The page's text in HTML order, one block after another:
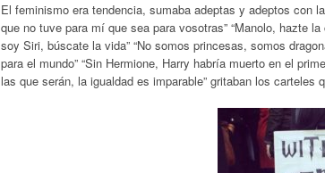
El feminismo era tendencia, sumaba adeptas y adeptos con
que no tuve para mí que sea para vosotras” “Manolo, hazte
soy Siri, búscate la vida” “No somos princesas, somos
para el mundo” “Sin Hermione, Harry habría muerto en el
las que serán, la igualdad es imparable” gritaban los carteles